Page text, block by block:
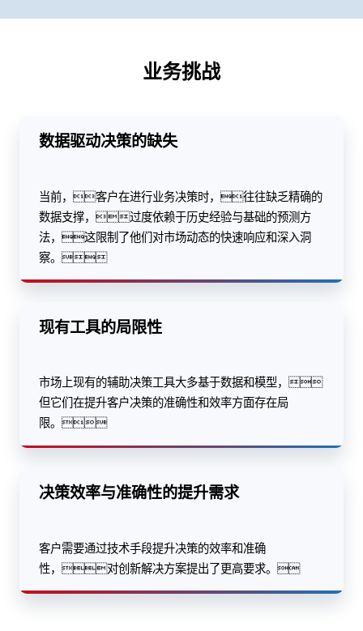
业务挑战
数据驱动决策的缺失
当前，客户在进行业务决策时，往往缺乏精确的
数据支撑，过度依赖于历史经验与基础的预测方
法，这限制了他们对市场动态的快速响应和深入洞
察。
现有工具的局限性
市场上现有的辅助决策工具大多基于数据和模型，
但它们在提升客户决策的准确性和效率方面存在局
限。
决策效率与准确性的提升需求
客户需要通过技术手段提升决策的效率和准确
性，对创新解决方案提出了更高要求。